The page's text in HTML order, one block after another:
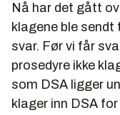
Nå har det gått
klagene ble sendt
svar. Før vi får
prosedyre ikke
som DSA ligger
klager inn DSA